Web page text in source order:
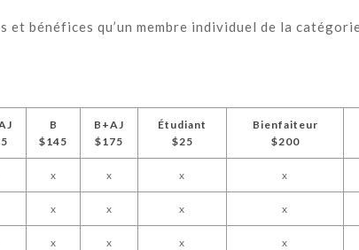
bénéfices qu’un membre individuel de la
B
$145
B+AJ
$175
Étudiant
$25
Bienfaiteur
$200
x x x x
x x x x
x x x x